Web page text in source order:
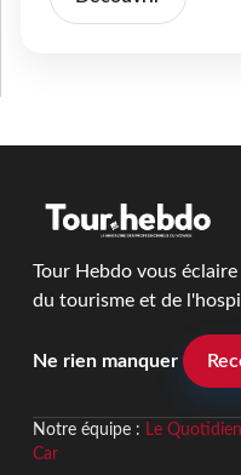
Tour Hebdo vous
du tourisme et de
Ne rien manquer
Notre équipe : Le
Car